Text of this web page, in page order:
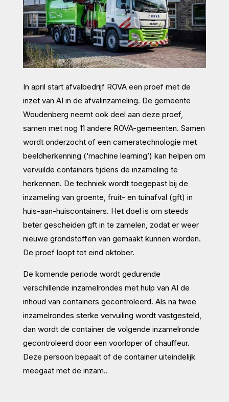
In april start afvalbedrijf ROVA een proef met de
inzet van AI in de afvalinzameling. De gemeente
Woudenberg neemt ook deel aan deze proef,
samen met nog 11 andere ROVA-gemeenten. Samen
wordt onderzocht of een cameratechnologie met
beeldherkenning (‘machine learning’) kan helpen om
vervuilde containers tijdens de inzameling te
herkennen. De techniek wordt toegepast bij de
inzameling van groente, fruit- en tuinafval (gft) in
huis-aan-huiscontainers. Het doel is om steeds
beter gescheiden gft in te zamelen, zodat er weer
nieuwe grondstoffen van gemaakt kunnen worden.
De proef loopt tot eind oktober.
De komende periode wordt gedurende
verschillende inzamelrondes met hulp van AI de
inhoud van containers gecontroleerd. Als na twee
inzamelrondes sterke vervuiling wordt vastgesteld,
dan wordt de container de volgende inzamelronde
gecontroleerd door een voorloper of chauffeur.
Deze persoon bepaalt of de container uiteindelijk
meegaat met de inzam..